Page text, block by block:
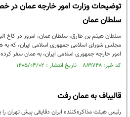
توضیحات وزارت امور خارجه عمان در
سلطان عمان
سلطان هیثم بن طارق، سلطان عمان، امروز در کاخ
مجلس شورای اسلامی جمهوری اسلامی ایران، که به
امور خارجه جمهوری اسلامی ایران، به عمان سفر
کد خبر: ۸۸۹۷۴۸ تاریخ انتشار : ۱۴۰۵/۰۴/۰۲
قالیباف به عمان رفت
رئیس هیئت مذاکره‌کننده ایران دقایقی پیش تهران